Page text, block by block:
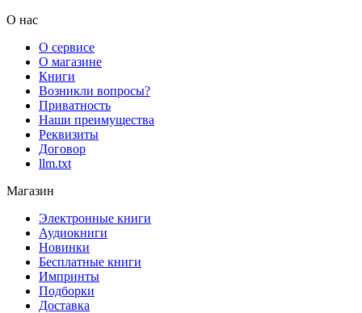
О нас
О сервисе
О магазине
Книги
Возникли вопросы?
Приватность
Наши преимущества
Реквизиты
Договор
llm.txt
Магазин
Электронные книги
Аудиокниги
Новинки
Бесплатные книги
Импринты
Подборки
Доставка